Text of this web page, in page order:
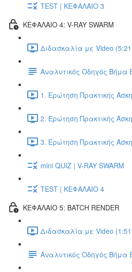
TEST | ΚΕΦΑΛΑΙΟ 3
ΚΕΦΑΛΑΙΟ 4: V-RAY SWARM
Διδασκαλία με Video
Αναλυτικός Οδηγός Βήμα
1. Ερώτηση Πρακτικής
2. Ερώτηση Πρακτικής
3. Ερώτηση Πρακτικής
mini QUIZ | V-RAY SWARM
TEST | ΚΕΦΑΛΑΙΟ 4
ΚΕΦΑΛΑΙΟ 5: BATCH RENDER
Διδασκαλία με Video
Αναλυτικός Οδηγός Βήμα